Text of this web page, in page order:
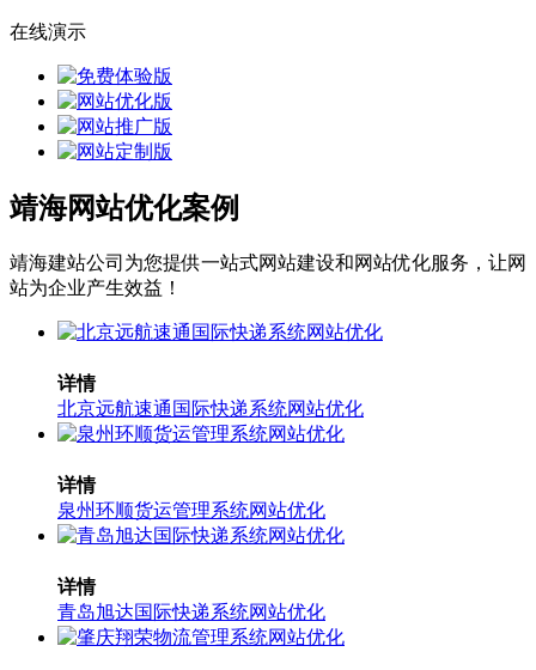
在线演示
靖海网站优化案例
靖海建站公司为您提供一站式网站建设和网站优化服务，让网
站为企业产生效益！
详情
北京远航速通国际快递系统网站优化
详情
泉州环顺货运管理系统网站优化
详情
青岛旭达国际快递系统网站优化